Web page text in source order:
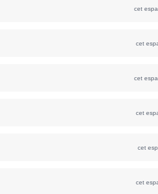
cet
cet
cet
cet
cet
cet